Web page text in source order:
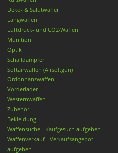
Deko- & Salutwaffen
Langwaffen
Luftdruck- und CO2-Waffen
Munition
Optik
Schalldämpfer
Softairwaffen (Airsoftgun)
Ordonnanzwaffen
Vorderlader
Westernwaffen
Zubehör
Bekleidung
Waffensuche - Kaufgesuch aufgeben
Waffenverkauf - Verkaufsangebot
aufgeben